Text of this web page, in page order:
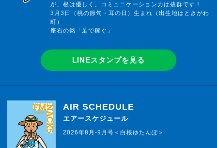
が、根は優しく、コミュニケーション力は抜群です！
3月3日（桃の節句・耳の日）生まれ（出生地はときがわ
町）
座右の銘「足で稼ぐ」
LINEスタンプを見る
AIR SCHEDULE
エアースケジュール
2026年8月-9月号＜白根ゆたんぽ＞